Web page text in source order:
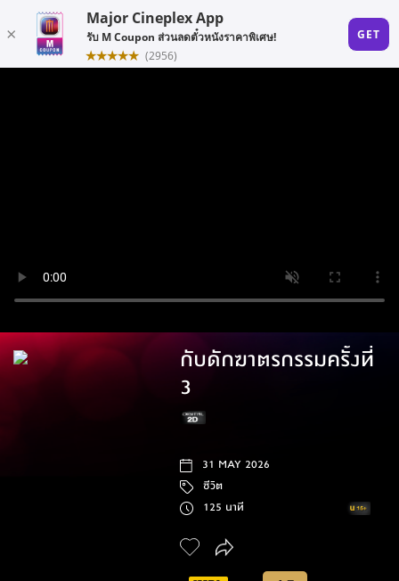
กับดักฆาตรกรรมครั้งที่
3
31 MAY 2026
ชีวิต
125 นาที